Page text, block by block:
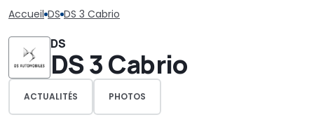
Accueil DS DS 3 Cabrio
DS
DS 3 Cabrio
ACTUALITÉS PHOTOS